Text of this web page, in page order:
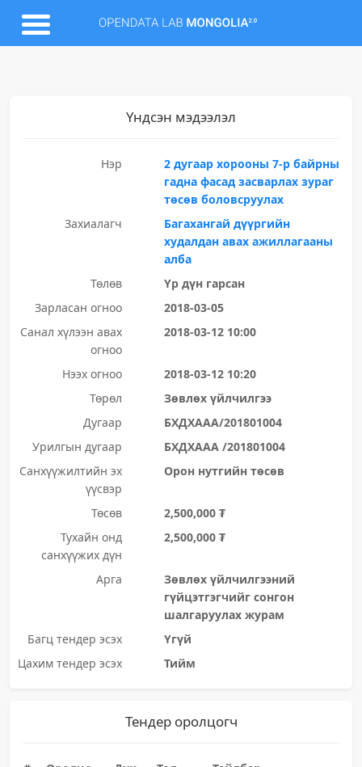
Үндсэн мэдээлэл
Нэр
2 дугаар хорооны 7-р байрны
гадна фасад засварлах зураг
төсөв боловсруулах
Захиалагч
Багахангай дүүргийн
худалдан авах ажиллагааны
алба
Төлөв
Үр дүн гарсан
Зарласан огноо
2018-03-05
Санал хүлээн авах
огноо
2018-03-12 10:00
Нээх огноо
2018-03-12 10:20
Төрөл
Зөвлөх үйлчилгээ
Дугаар
БХДХААА/201801004
Урилгын дугаар
БХДХААА /201801004
Санхүүжилтийн эх
үүсвэр
Орон нутгийн төсөв
Төсөв
2,500,000 ₮
Тухайн онд
санхүүжих дүн
2,500,000 ₮
Арга
Зөвлөх үйлчилгээний
гүйцэтгэгчийг сонгон
шалгаруулах журам
Багц тендер эсэх
Үгүй
Цахим тендер эсэх
Тийм
Тендер оролцогч